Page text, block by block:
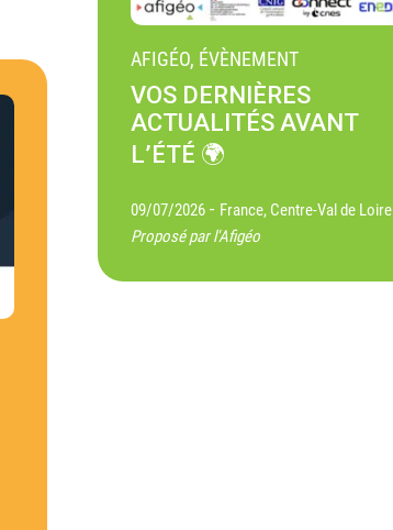
AFIGÉO, ÉVÈNEMENT
VOS DERNIÈRES
ACTUALITÉS AVANT
L’ÉTÉ 🌍
09/07/2026 - France, Centre-Val de Loire
Proposé par l'Afigéo